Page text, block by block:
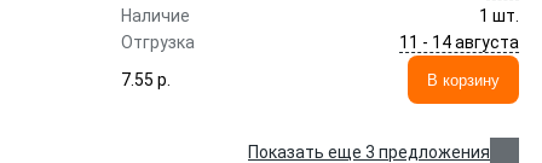
Наличие
1 шт.
Отгрузка
11 - 14 августа
7.55 p.
В корзину
Показать еще 3 предложения